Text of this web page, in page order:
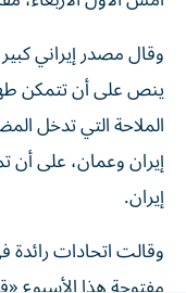
وقال مصدر إيراني
ينص على أن تتمكن
الملاحة التي تدخل
إيران وعمان، على ‌أن
إيران.
وقالت اتحادات
مفتوحة هذا الأسبوع